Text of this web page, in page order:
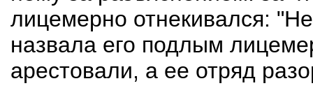
лицемерно отнекивался:
назвала его подлым
арестовали, а ее отряд